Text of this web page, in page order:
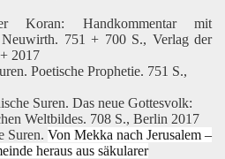
Koran: Handkommentar mit
751 + 700 S., Verlag der
2017
Poetische Prophetie. 751 S.,
Suren. Das neue Gottesvolk:
Weltbildes. 708 S., Berlin 2017
Suren. Von Mekka nach Jerusalem –
heraus aus säkularer